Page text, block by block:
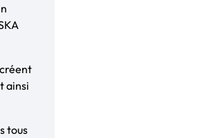
ainsi
tous